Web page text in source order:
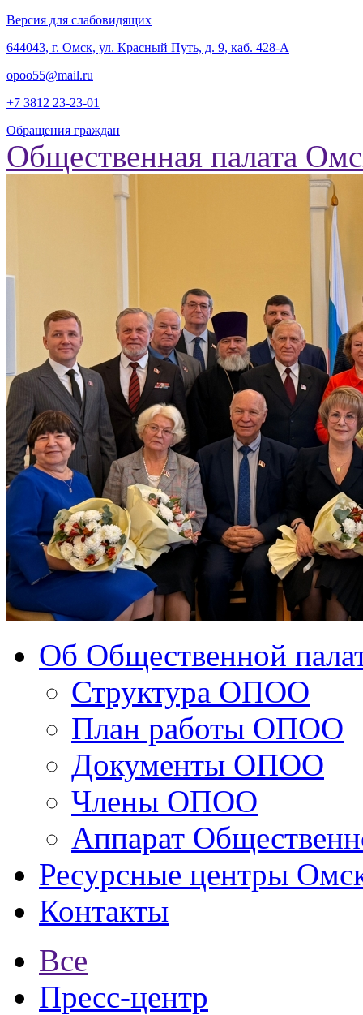
Версия для слабовидящих
‎644043, г. Омск, ул. Красный Путь, д. 9, каб. 428-А
opoo55@mail.ru
+7 3812 23-23-01
Обращения граждан
Общественная палата
Об Общественной
Структура ОПОО
План работы ОПОО
Документы ОПОО
Члены ОПОО
Аппарат
Ресурсные центры
Контакты
Все
Пресс-центр